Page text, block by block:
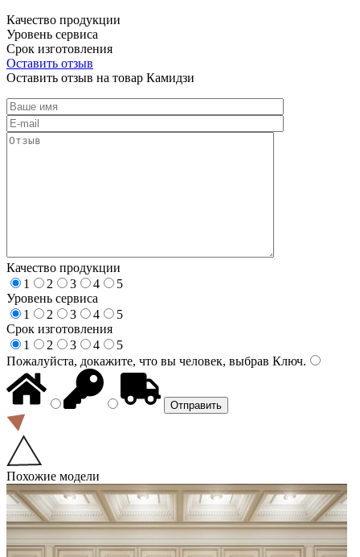
Качество продукции
Уровень сервиса
Срок изготовления
Оставить отзыв
Оставить отзыв на товар Камидзи
Качество продукции
1
2 3 4
5
Уровень сервиса
1
2 3 4
5
Срок изготовления
1
2 3 4
5
Пожалуйста, докажите, что вы человек, выбрав Ключ.
Похожие модели